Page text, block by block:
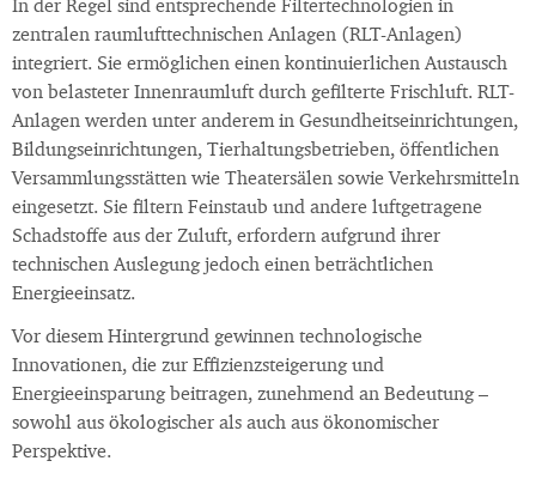
In der Regel sind entsprechende Filtertechnologien in
zentralen raumlufttechnischen Anlagen (RLT-Anlagen)
integriert. Sie ermöglichen einen kontinuierlichen Austausch
von belasteter Innenraumluft durch gefilterte Frischluft. RLT-
Anlagen werden unter anderem in Gesundheitseinrichtungen,
Bildungseinrichtungen, Tierhaltungsbetrieben, öffentlichen
Versammlungsstätten wie Theatersälen sowie Verkehrsmitteln
eingesetzt. Sie filtern Feinstaub und andere luftgetragene
Schadstoffe aus der Zuluft, erfordern aufgrund ihrer
technischen Auslegung jedoch einen beträchtlichen
Energieeinsatz.
Vor diesem Hintergrund gewinnen technologische
Innovationen, die zur Effizienzsteigerung und
Energieeinsparung beitragen, zunehmend an Bedeutung –
sowohl aus ökologischer als auch aus ökonomischer
Perspektive.